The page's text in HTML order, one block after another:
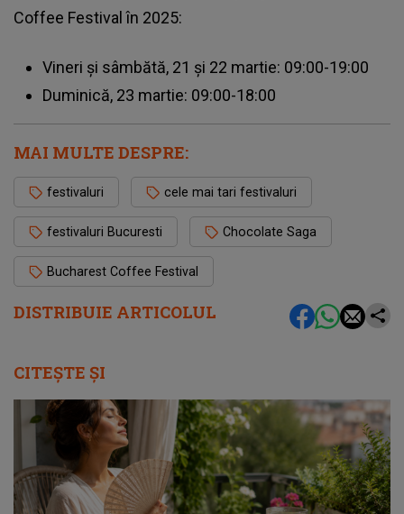
DISTRIBUIE ARTICOLUL
Coffee Festival în 2025:
Vineri și sâmbătă, 21 și 22 martie: 09:00-19:00
Duminică, 23 martie: 09:00-18:00
MAI MULTE DESPRE:
festivaluri cele mai tari festivaluri
festivaluri Bucuresti Chocolate Saga
Bucharest Coffee Festival
CITEȘTE ȘI